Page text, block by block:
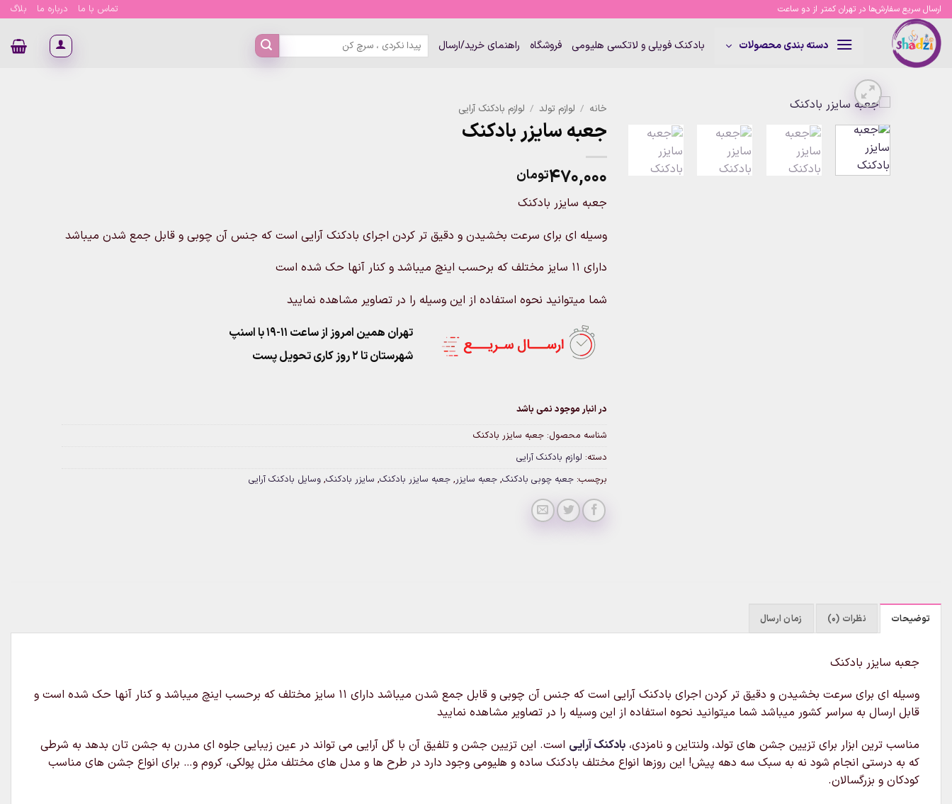
Skip
content
ارسال سریع سفارش‌ها در تهران کمتر از دو ساعت تماس با ما درباره ما بلاگ
دسته بندی محصولات بادکنک فویلی و لاتکسی هلیومی فروشگاه راهنمای خرید/ارسال
جستجو
برای:
خانه / لوازم تولد / لوازم بادکنک آرایی
جعبه سایزر بادکنک
۴۷۰,۰۰۰تومان
جعبه سایزر بادکنک
وسیله ای برای سرعت بخشیدن و دقیق تر کردن اجرای بادکنک آرایی است که جنس آن چوبی و قابل جمع شدن میباشد
دارای ۱۱ سایز مختلف که برحسب اینچ میباشد و کنار آنها حک شده است
شما میتوانید نحوه استفاده از این وسیله را در تصاویر مشاهده نمایید
تهران همین امروز از ساعت ۱۱-۱۹ با اسنپ
شهرستان تا 2 روز کاری تحویل پست
در انبار موجود نمی باشد
شناسه محصول: جعبه سایزر بادکنک
دسته: لوازم بادکنک آرایی
برچسب: جعبه چوبی بادکنک, جعبه سایزر, جعبه سایزر بادکنک, سایزر بادکنک, وسایل بادکنک آرایی
توضیحات نظرات (0) زمان ارسال
جعبه سایزر بادکنک
وسیله ای برای سرعت بخشیدن و دقیق تر کردن اجرای بادکنک آرایی است که جنس آن چوبی و قابل جمع شدن میباشد دارای ۱۱ سایز مختلف که برحسب اینچ میباشد و کنار آنها حک شده است و
قابل ارسال به سراسر کشور میباشد شما میتوانید نحوه استفاده از این وسیله را در تصاویر مشاهده نمایید
مناسب ترین ابزار برای تزیین جشن های تولد، ولنتاین و نامزدی، بادکنک آرایی است. این تزیین جشن و تلفیق آن با گل آرایی می تواند در عین زیبایی جلوه ای مدرن به جشن تان بدهد به شرطی
که به درستی انجام شود نه به سبک سه دهه پیش! این روزها انواع مختلف بادکنک ساده و هلیومی وجود دارد در طرح ها و مدل های مختلف مثل پولکی، کروم و… برای انواع جشن های مناسب
کودکان و بزرگسالان.